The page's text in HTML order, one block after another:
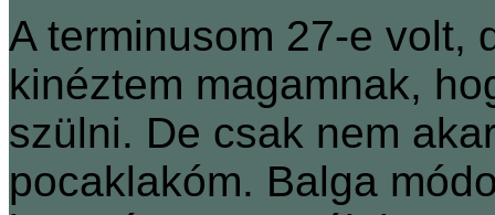
A terminusom 27-e volt,
kinéztem magamnak,
szülni. De csak nem
pocaklakóm. Balga